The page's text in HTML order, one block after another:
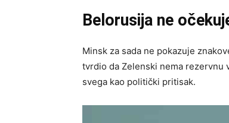
Belorusija ne
Minsk za sada ne pokazuje
tvrdio da Zelenski nema rezervnu
svega kao politički pritisak.